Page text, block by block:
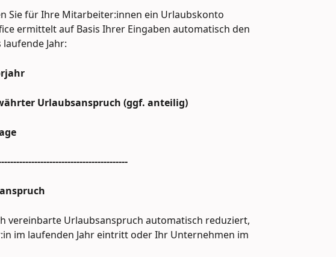
Sie für Ihre Mitarbeiter:innen ein Urlaubskonto
ermittelt auf Basis Ihrer Eingaben automatisch den
Jahr:
Urlaubsanspruch (ggf. anteilig)
vereinbarte Urlaubsanspruch automatisch reduziert,
im laufenden Jahr eintritt oder Ihr Unternehmen im